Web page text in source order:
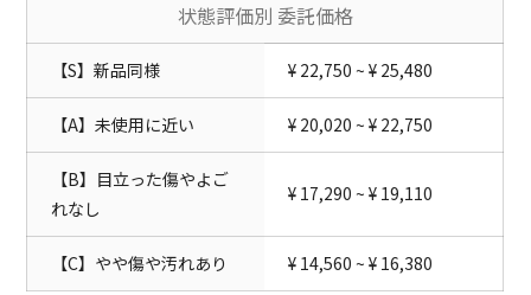
状態評価別 委託価格
【S】新品同様 ¥ 22,750 ~ ¥ 25,480
【A】未使用に近い ¥ 20,020 ~ ¥ 22,750
【B】目立った傷やよご
れなし
¥ 17,290 ~ ¥ 19,110
【C】やや傷や汚れあり ¥ 14,560 ~ ¥ 16,380